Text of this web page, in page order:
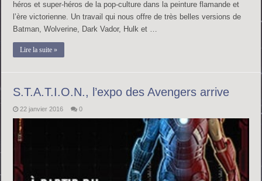
héros et super-héros de la pop-culture dans la peinture flamande et
l’ère victorienne. Un travail qui nous offre de très belles versions de
Batman, Wolverine, Dark Vador, Hulk et …
Lire la suite »
S.T.A.T.I.O.N., l’expo des Avengers arrive
22 janvier 2016 0